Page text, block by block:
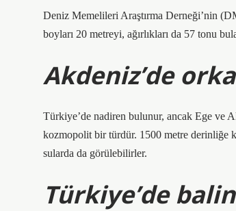
Deniz Memelileri Araştırma Derneği’nin
boyları 20 metreyi, ağırlıkları da 57 tonu
Akdeniz’de
Türkiye’de nadiren bulunur, ancak Ege ve
kozmopolit bir türdür. 1500 metre derinliğe
sularda da görülebilirler.
Türkiye’de